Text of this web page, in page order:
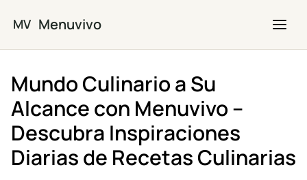
MV Menuvivo
Mundo Culinario a Su
Alcance con Menuvivo –
Descubra Inspiraciones
Diarias de Recetas Culinarias